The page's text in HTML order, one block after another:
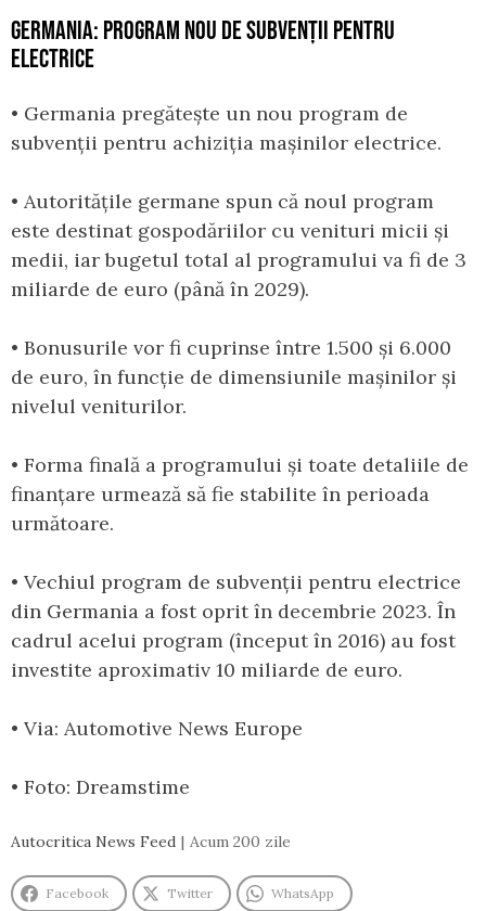
GERMANIA: PROGRAM NOU DE SUBVENȚII PENTRU
ELECTRICE
• Germania pregătește un nou program de
subvenții pentru achiziția mașinilor electrice.
• Autoritățile germane spun că noul program
este destinat gospodăriilor cu venituri micii și
medii, iar bugetul total al programului va fi de 3
miliarde de euro (până în 2029).
• Bonusurile vor fi cuprinse între 1.500 și 6.000
de euro, în funcție de dimensiunile mașinilor și
nivelul veniturilor.
• Forma finală a programului și toate detaliile de
finanțare urmează să fie stabilite în perioada
următoare.
• Vechiul program de subvenții pentru electrice
din Germania a fost oprit în decembrie 2023. În
cadrul acelui program (început în 2016) au fost
investite aproximativ 10 miliarde de euro.
• Via: Automotive News Europe
• Foto: Dreamstime
Autocritica News Feed Acum 200 zile
Facebook Twitter WhatsApp